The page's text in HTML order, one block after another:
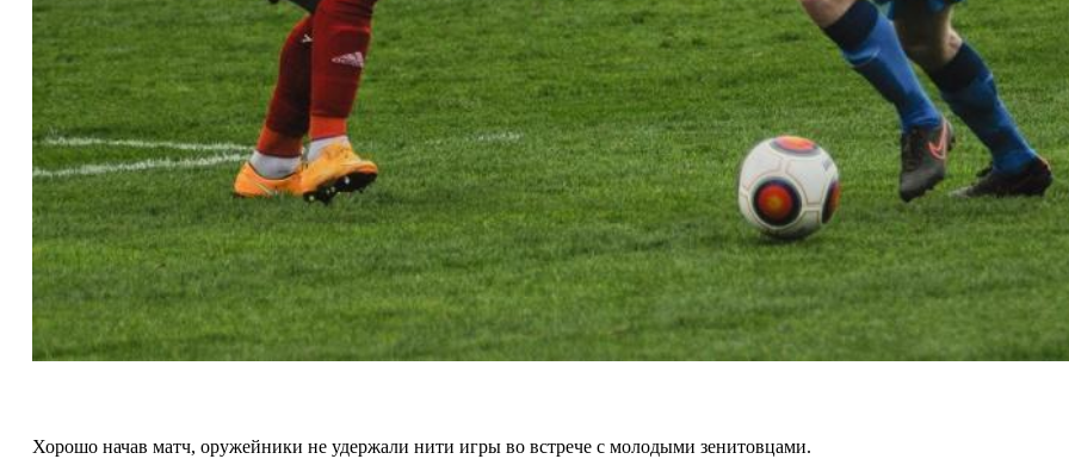
Хорошо начав матч, оружейники не удержали нити игры во встрече с молодыми зенитовцами.